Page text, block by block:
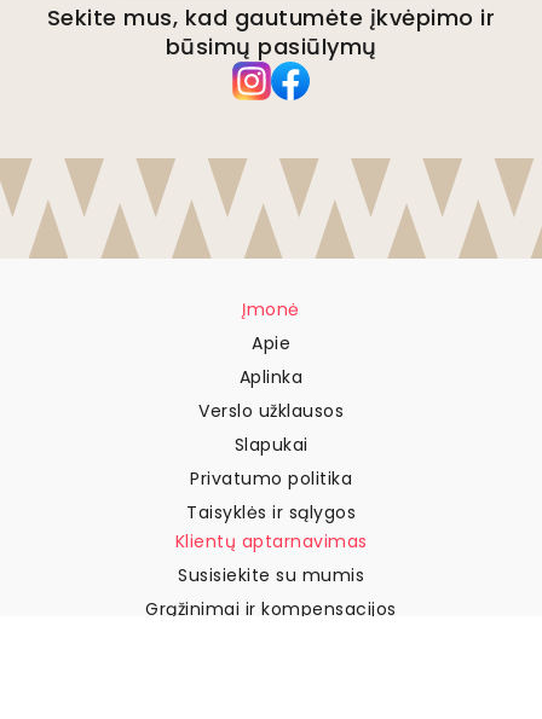
Sekite mus, kad gautumėte įkvėpimo ir
būsimų pasiūlymų
Įmonė
Apie
Aplinka
Verslo užklausos
Slapukai
Privatumo politika
Taisyklės ir sąlygos
Klientų aptarnavimas
Susisiekite su mumis
Grąžinimai ir kompensacijos